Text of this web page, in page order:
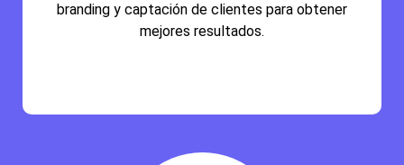
branding y captación de clientes para obtener
mejores resultados.